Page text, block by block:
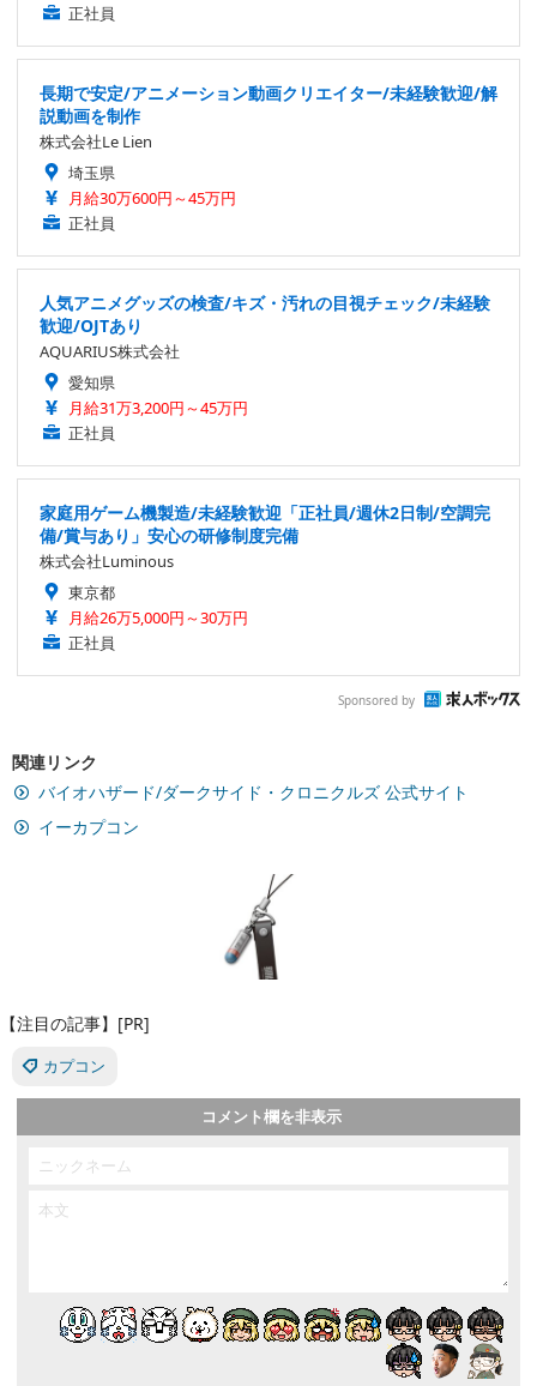
正社員
長期で安定/アニメーション動画クリエイター/未経験歓迎/解
説動画を制作
株式会社Le Lien
埼玉県
月給30万600円～45万円
正社員
人気アニメグッズの検査/キズ・汚れの目視チェック/未経験
歓迎/OJTあり
AQUARIUS株式会社
愛知県
月給31万3,200円～45万円
正社員
家庭用ゲーム機製造/未経験歓迎「正社員/週休2日制/空調完
備/賞与あり」安心の研修制度完備
株式会社Luminous
東京都
月給26万5,000円～30万円
正社員
Sponsored by
関連リンク
バイオハザード/ダークサイド・クロニクルズ 公式サイト
イーカプコン
【注目の記事】[PR]
カプコン
コメント欄を非表示